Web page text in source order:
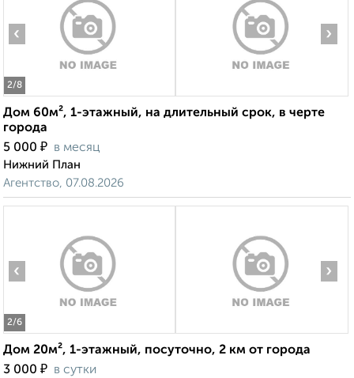
2/8
‹ ›
Дом 60м², 1-этажный, на длительный срок, в черте
города
5 000 ₽ в месяц
Нижний План
Агентство, 07.08.2026
2/6
‹ ›
Дом 20м², 1-этажный, посуточно, 2 км от города
3 000 ₽ в сутки